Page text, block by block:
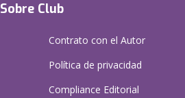
Sobre Club
Contrato con el Autor
Política de privacidad
Compliance Editorial